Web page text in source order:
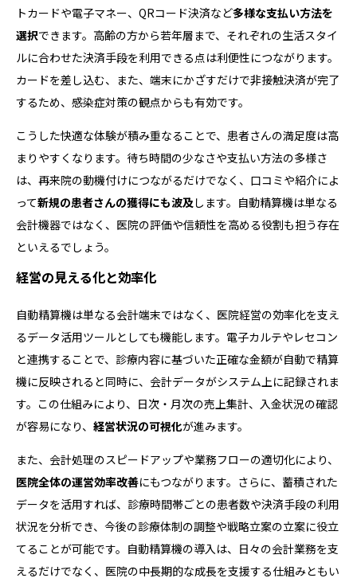
トカードや電子マネー、QRコード決済など多様な支払い方法を
選択できます。高齢の方から若年層まで、それぞれの生活スタイ
ルに合わせた決済手段を利用できる点は利便性につながります。
カードを差し込む、また、端末にかざすだけで非接触決済が完了
するため、感染症対策の観点からも有効です。
こうした快適な体験が積み重なることで、患者さんの満足度は高
まりやすくなります。待ち時間の少なさや支払い方法の多様さ
は、再来院の動機付けにつながるだけでなく、口コミや紹介によ
って新規の患者さんの獲得にも波及します。自動精算機は単なる
会計機器ではなく、医院の評価や信頼性を高める役割も担う存在
といえるでしょう。
経営の見える化と効率化
自動精算機は単なる会計端末ではなく、医院経営の効率化を支え
るデータ活用ツールとしても機能します。電子カルテやレセコン
と連携することで、診療内容に基づいた正確な金額が自動で精算
機に反映されると同時に、会計データがシステム上に記録されま
す。この仕組みにより、日次・月次の売上集計、入金状況の確認
が容易になり、 経営状況の可視化が進みます。
また、会計処理のスピードアップや業務フローの適切化により、
医院全体の運営効率改善にもつながります。さらに、蓄積された
データを活用すれば、診療時間帯ごとの患者数や決済手段の利用
状況を分析でき、今後の診療体制の調整や戦略立案の立案に役立
てることが可能です。自動精算機の導入は、日々の会計業務を支
えるだけでなく、医院の中長期的な成長を支援する仕組みともい